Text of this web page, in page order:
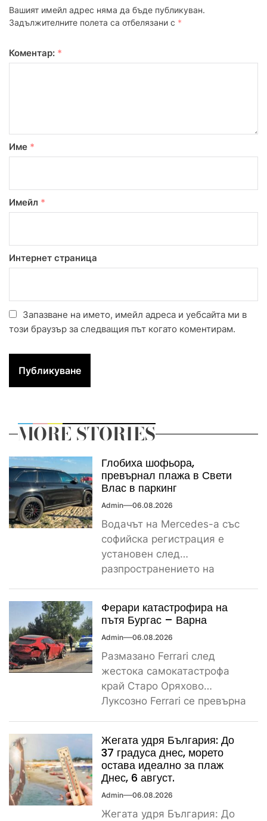
Вашият имейл адрес няма да бъде публикуван.
Задължителните полета са отбелязани с *
Коментар: *
Име *
Имейл *
Интернет страница
Запазване на името, имейл адреса и уебсайта ми в
този браузър за следващия път когато коментирам.
MORE STORIES
Глобиха шофьора,
превърнал плажа в Свети
Влас в паркинг
Admin 06.08.2026
Водачът на Mercedes-а със
софийска регистрация е
установен след
разпространението на
1000...
Ферари катастрофира на
пътя Бургас – Варна
Admin 06.08.2026
Размазано Ferrari след
жестока самокатастрофа
край Старо Оряхово
Луксозно Ferrari се превърна
сутрин...
Жегата удря България: До
37 градуса днес, морето
остава идеално за плаж
Днес, 6 август.
Admin 06.08.2026
Жегата удря България: До